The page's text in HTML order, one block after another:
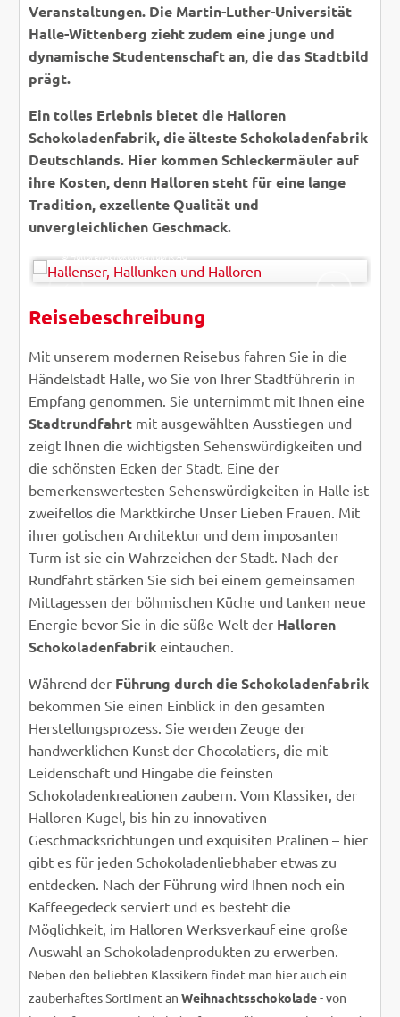
Veranstaltungen. Die Martin-Luther-Universität
Halle-Wittenberg zieht zudem eine junge und
dynamische Studentenschaft an, die das Stadtbild
prägt.
Ein tolles Erlebnis bietet die Halloren
Schokoladenfabrik, die älteste Schokoladenfabrik
Deutschlands. Hier kommen Schleckermäuler auf
ihre Kosten, denn Halloren steht für eine lange
Tradition, exzellente Qualität und
unvergleichlichen Geschmack.
ZURÜCK
© Halloren Schokoladenfabrik AG
Reisebeschreibung
Mit unserem modernen Reisebus fahren Sie in die
Händelstadt Halle, wo Sie von Ihrer Stadtführerin in
Empfang genommen. Sie unternimmt mit Ihnen eine
Stadtrundfahrt mit ausgewählten Ausstiegen und
zeigt Ihnen die wichtigsten Sehenswürdigkeiten und
die schönsten Ecken der Stadt. Eine der
bemerkenswertesten Sehenswürdigkeiten in Halle ist
zweifellos die Marktkirche Unser Lieben Frauen. Mit
ihrer gotischen Architektur und dem imposanten
Turm ist sie ein Wahrzeichen der Stadt. Nach der
Rundfahrt stärken Sie sich bei einem gemeinsamen
Mittagessen der böhmischen Küche und tanken neue
Energie bevor Sie in die süße Welt der Halloren
Schokoladenfabrikeintauchen.
Während der Führung durch die Schokoladenfabrik
bekommen Sie einen Einblick in den gesamten
Herstellungsprozess. Sie werden Zeuge der
handwerklichen Kunst der Chocolatiers, die mit
Leidenschaft und Hingabe die feinsten
Schokoladenkreationen zaubern. Vom Klassiker, der
Halloren Kugel, bis hin zu innovativen
Geschmacksrichtungen und exquisiten Pralinen – hier
gibt es für jeden Schokoladenliebhaber etwas zu
entdecken. Nach der Führung wird Ihnen noch ein
Kaffeegedeck serviert und es besteht die
Möglichkeit, im Halloren Werksverkauf eine große
Auswahl an Schokoladenprodukten zu erwerben.
Neben den beliebten Klassikern findet man hier auch ein
zauberhaftes Sortiment anWeihnachtsschokolade- von